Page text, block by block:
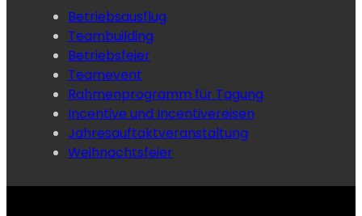
Betriebsausflug
Teambuilding
Betriebsfeier
Teamevent
Rahmenprogramm für Tagung
Incentive und Incentivereisen
Jahresauftaktveranstaltung
Weihnachtsfeier